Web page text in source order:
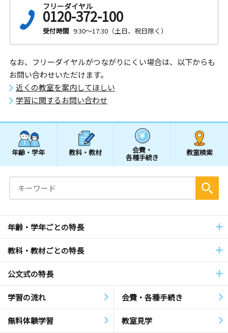
フリーダイヤル
0120-372-100
受付時間 9:30～17:30（土日、祝日除く）
なお、フリーダイヤルがつながりにくい場合は、以下からも
お問い合わせいただけます。
近くの教室を案内してほしい
学習に関するお問い合わせ
年齢・学年 教科・教材 会費・
各種手続き
教室検索
年齢・学年ごとの特長
教科・教材ごとの特長
公文式の特長
学習の流れ 会費・各種手続き
無料体験学習 教室見学